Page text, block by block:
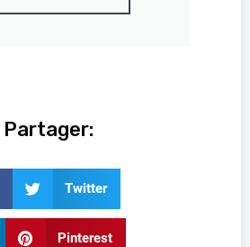
Partager:
Twitter
Pinterest